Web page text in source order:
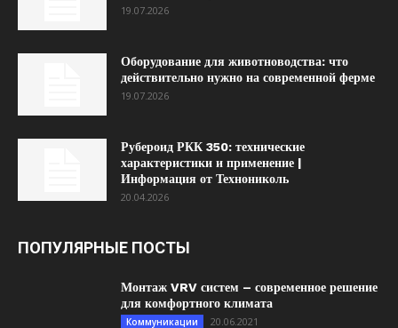
19.07.2026
Оборудование для животноводства: что
действительно нужно на современной ферме
19.07.2026
Рубероид РКК 350: технические
характеристики и применение |
Информация от Технониколь
20.04.2026
ПОПУЛЯРНЫЕ ПОСТЫ
Монтаж VRV систем – современное решение
для комфортного климата
Коммуникации 20.06.2021